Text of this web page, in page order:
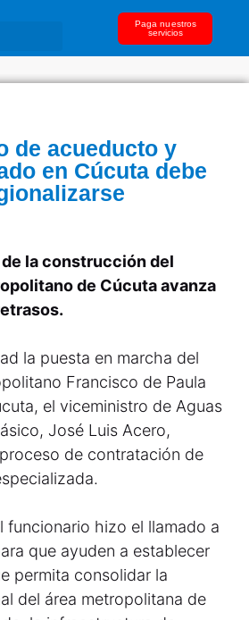
Paga nuestros
servicios
de acueducto y
en Cúcuta debe
la construcción del
de Cúcuta avanza
la puesta en marcha del
Francisco de Paula
el viceministro de Aguas
José Luis Acero,
de contratación de
funcionario hizo el llamado a
que ayuden a establecer
permita consolidar la
del área metropolitana de